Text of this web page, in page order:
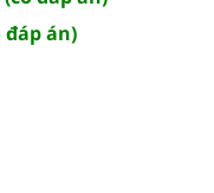
đáp án)